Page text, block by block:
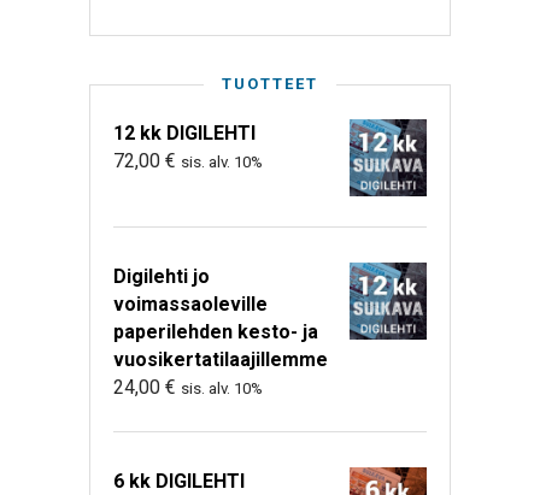
TUOTTEET
12 kk DIGILEHTI
72,00 € sis. alv. 10%
Digilehti jo
voimassaoleville
paperilehden kesto- ja
vuosikertatilaajillemme
24,00 € sis. alv. 10%
6 kk DIGILEHTI